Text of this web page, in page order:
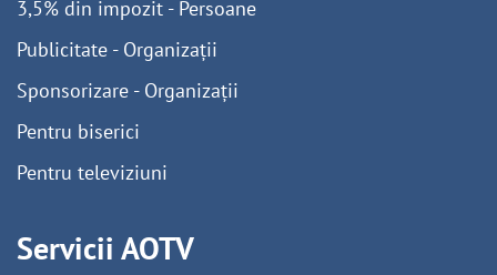
3,5% din impozit - Persoane
Publicitate - Organizații
Sponsorizare - Organizații
Pentru biserici
Pentru televiziuni
Servicii AOTV